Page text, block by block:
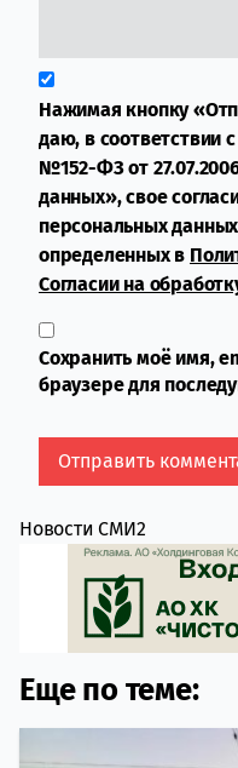
Нажимая кнопку
даю, в соответствии
№152-ФЗ от
данных», свое
персональных
определенных в
Согласии на
Сохранить моё имя,
браузере для
Новости СМИ2
Еще по теме: